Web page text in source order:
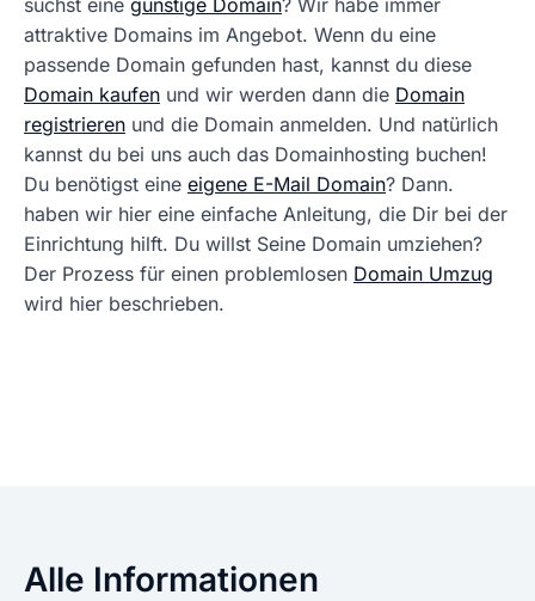
suchst eine günstige Domain? Wir habe immer
attraktive Domains im Angebot. Wenn du eine
passende Domain gefunden hast, kannst du diese
Domain kaufen und wir werden dann die Domain
registrieren und die Domain anmelden. Und natürlich
kannst du bei uns auch das Domainhosting buchen!
Du benötigst eine eigene E-Mail Domain? Dann.
haben wir hier eine einfache Anleitung, die Dir bei der
Einrichtung hilft. Du willst Seine Domain umziehen?
Der Prozess für einen problemlosen Domain Umzug
wird hier beschrieben.
Alle Informationen